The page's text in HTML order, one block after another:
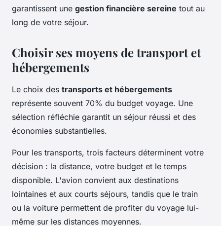
garantissent une gestion financière sereine tout au
long de votre séjour.
Choisir ses moyens de transport et
hébergements
Le choix des transports et hébergements
représente souvent 70% du budget voyage. Une
sélection réfléchie garantit un séjour réussi et des
économies substantielles.
Pour les transports, trois facteurs déterminent votre
décision : la distance, votre budget et le temps
disponible. L'avion convient aux destinations
lointaines et aux courts séjours, tandis que le train
ou la voiture permettent de profiter du voyage lui-
même sur les distances moyennes.